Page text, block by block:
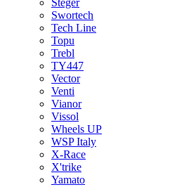
Steger
Swortech
Tech Line
Topu
Trebl
TY447
Vector
Venti
Vianor
Vissol
Wheels UP
WSP Italy
X-Race
X'trike
Yamato